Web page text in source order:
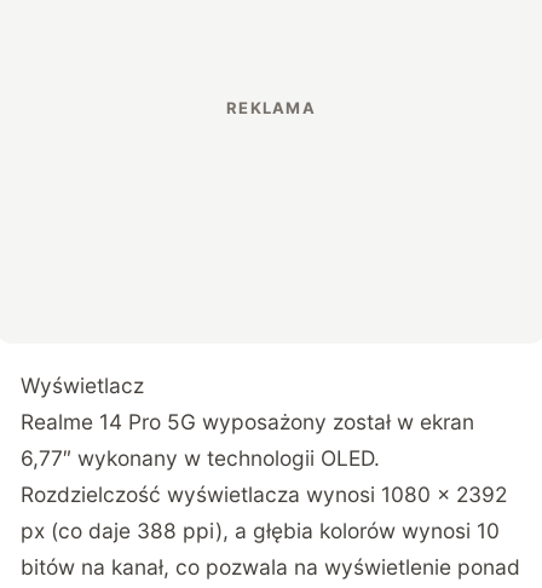
Wyświetlacz
Realme 14 Pro 5G wyposażony został w ekran
6,77″ wykonany w technologii OLED.
Rozdzielczość wyświetlacza wynosi 1080 × 2392
px (co daje 388 ppi), a głębia kolorów wynosi 10
bitów na kanał, co pozwala na wyświetlenie ponad